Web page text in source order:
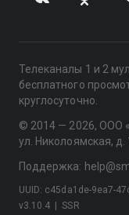
Телеканалы 1 и 2
бесплатного
круглосуточно.
© 2014 — 2026, ООО
ул. Николоямская,
Поддержка:
v3.10.4 SSR
UUID: c45da1de-9ea7-